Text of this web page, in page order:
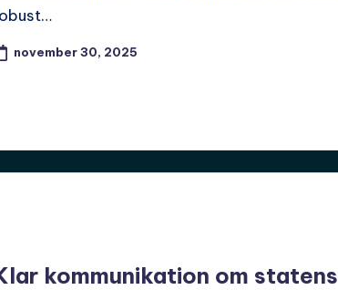
november 30, 2025
kommunikation om statens